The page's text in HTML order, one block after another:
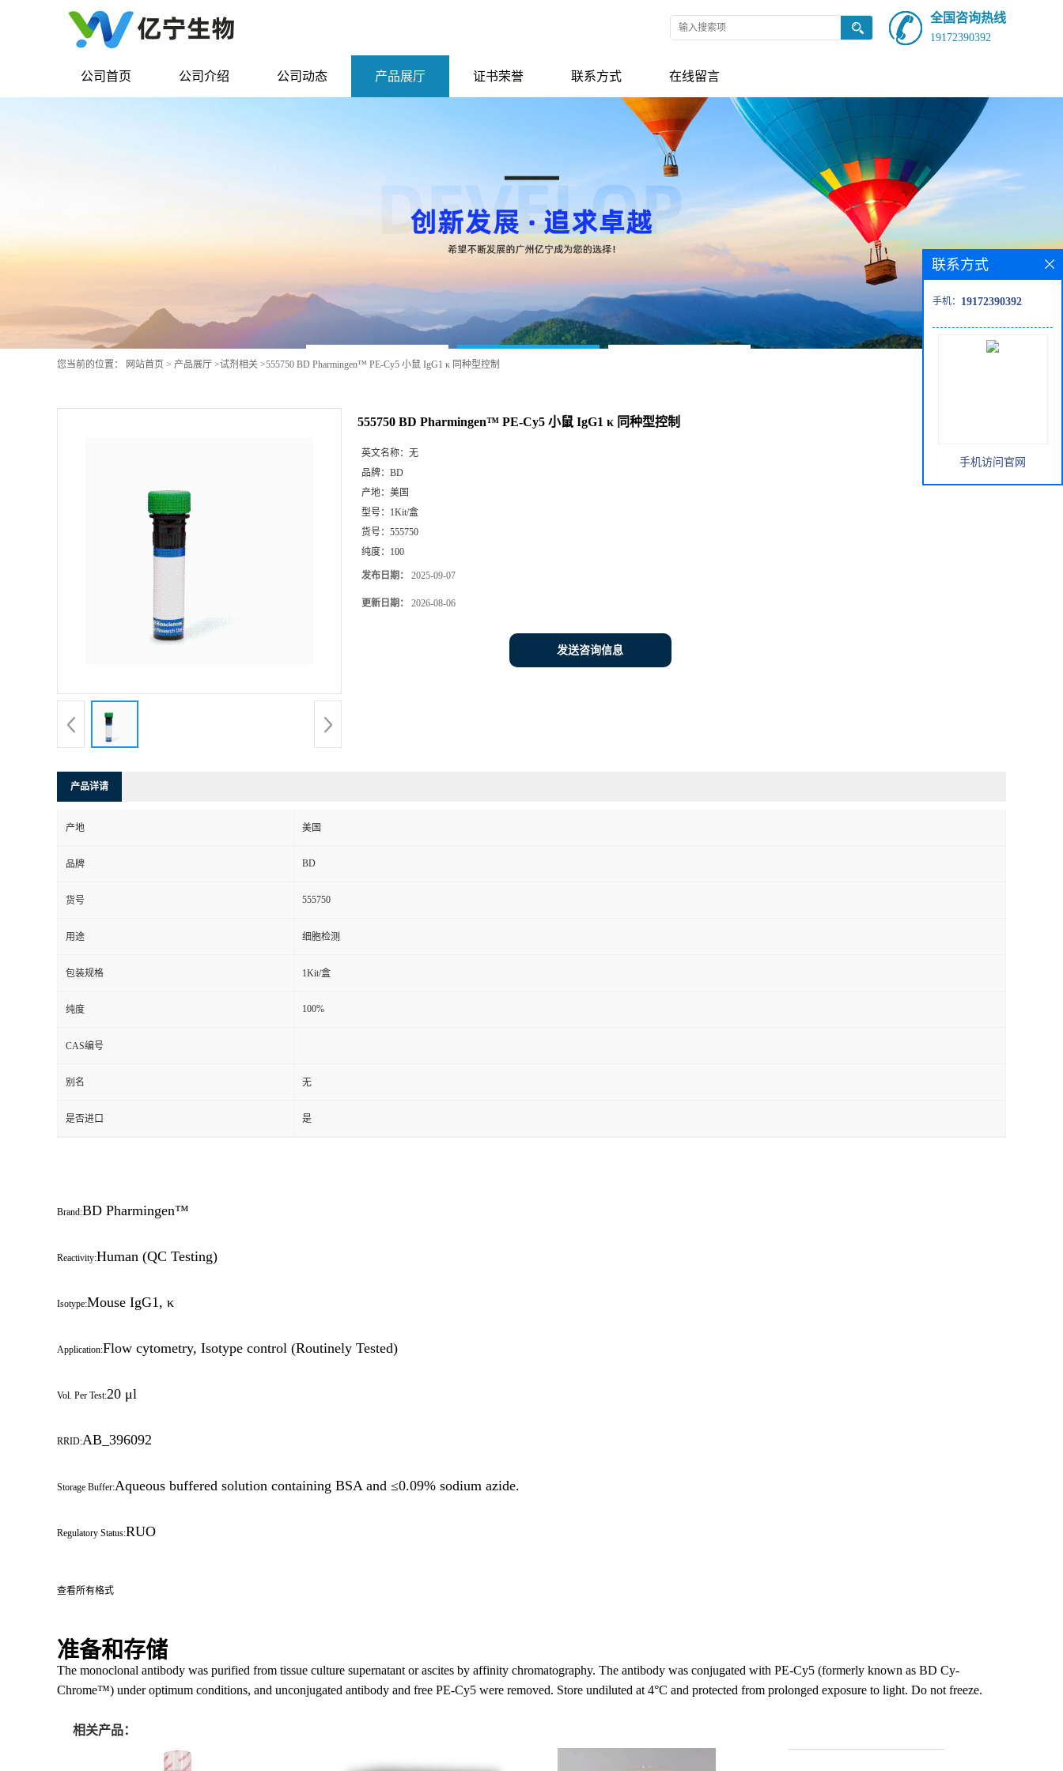
全国咨询热线
19172390392
公司首页 公司介绍 公司动态 产品展厅 证书荣誉 联系方式 在线留言
您当前的位置： 网站首页 > 产品展厅 >试剂相关 >555750 BD Pharmingen™ PE-Cy5 小鼠 IgG1 κ 同种型控制
555750 BD Pharmingen™ PE-Cy5 小鼠 IgG1 κ 同种型控制
英文名称： 无
品牌： BD
产地： 美国
型号： 1Kit/盒
货号： 555750
纯度： 100
发布日期： 2025-09-07
更新日期： 2026-08-06
发送咨询信息
产品详请
产地 美国
品牌 BD
货号 555750
用途 细胞检测
包装规格 1Kit/盒
纯度 100%
CAS编号
别名 无
是否进口 是
Brand:BD Pharmingen™
Reactivity:Human (QC Testing)
Isotype:Mouse IgG1, κ
Application:Flow cytometry, Isotype control (Routinely Tested)
Vol. Per Test:20 μl
RRID:AB_396092
Storage Buffer:Aqueous buffered solution containing BSA and ≤0.09% sodium azide.
Regulatory Status:RUO
查看所有格式
准备和存储
The monoclonal antibody was purified from tissue culture supernatant or ascites by affinity chromatography. The antibody was conjugated with PE-Cy5 (formerly known as BD Cy-
Chrome™) under optimum conditions, and unconjugated antibody and free PE-Cy5 were removed. Store undiluted at 4°C and protected from prolonged exposure to light. Do not freeze.
相关产品：
联系方式
手机： 19172390392
手机访问官网